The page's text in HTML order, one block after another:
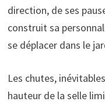
direction, de ses
construit sa
se déplacer dans le
Les chutes,
hauteur de la selle